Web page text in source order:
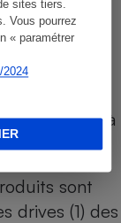
sites tiers.
Vous pourrez
« paramétrer
2024
de
comparés à
sont
drives (1) des